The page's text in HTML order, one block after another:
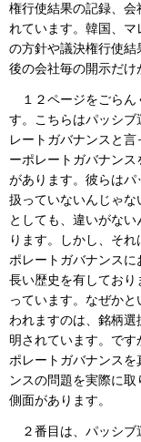
権行使結果の記録、
れています。韓国、
の方針や議決権行使
後の会社毎の開示だけ
１２ページをごら
す。こちらはパッシ
レートガバナンスと
ーポレートガバナン
があります。彼らは
扱っていないんじゃ
としても、違いがな
ります。しかし、そ
ポレートガバナンス
長い歴史を有してお
っています。なぜか
われますのは、銘柄
明されています。で
ポレートガバナンス
ンスの問題を実際に
側面があります。
２番目は、パッシ